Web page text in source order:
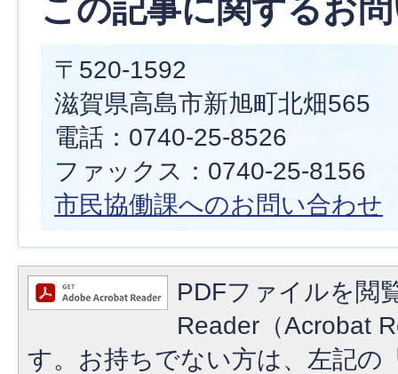
この記事に関するお
〒520-1592
滋賀県高島市新旭町北畑565
電話：0740-25-8526
ファックス：0740-25-8156
市民協働課へのお問い合わせ
PDFファイルを閲
Reader（Acrobat
す。お持ちでない方は、左記の